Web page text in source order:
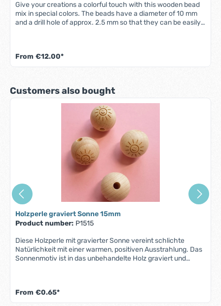
Give your creations a colorful touch with this wooden bead
mix in special colors. The beads have a diameter of 10 mm
and a drill hole of approx. 2.5 mm so that they can be easily
unique and affordable offer. With 100 g you get about 265
beads that you can use for different projects. Whether you
benefit from our fast shipping and friendly customer service.
From €12.00*
Skip product gallery
Customers also bought
Holzperle graviert Sonne 15mm
Product number: P1515
Diese Holzperle mit gravierter Sonne vereint schlichte
Natürlichkeit mit einer warmen, positiven Ausstrahlung. Das
Sonnenmotiv ist in das unbehandelte Holz graviert und
sich wunderbar in Schmuckstücke oder Dekorationen
einarbeiten und passt perfekt zu Naturmaterialien wie
From €0.65*